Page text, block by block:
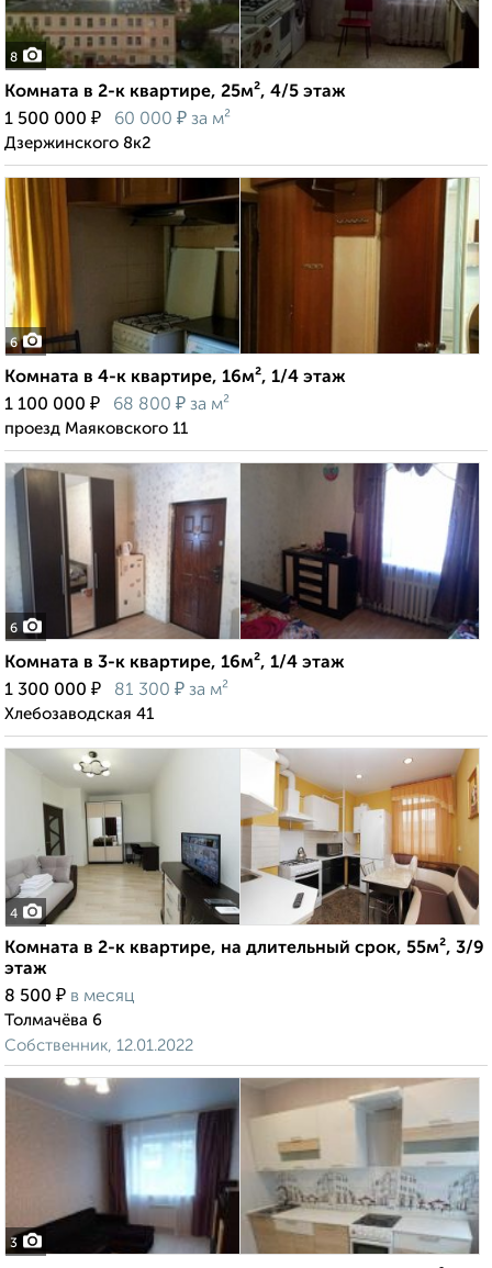
8
Комната в 2-к квартире, 25м², 4/5 этаж
1 500 000 ₽ 60 000 ₽ за м²
Дзержинского 8к2
6
Комната в 4-к квартире, 16м², 1/4 этаж
1 100 000 ₽ 68 800 ₽ за м²
проезд Маяковского 11
6
Комната в 3-к квартире, 16м², 1/4 этаж
1 300 000 ₽ 81 300 ₽ за м²
Хлебозаводская 41
4
Комната в 2-к квартире, на длительный срок, 55м², 3/9
этаж
8 500 ₽ в месяц
Толмачёва 6
Собственник, 12.01.2022
3